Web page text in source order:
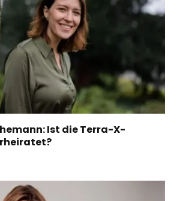
Ist die Terra-X-